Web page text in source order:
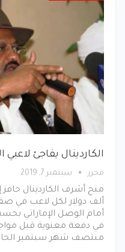
الكاردينال يفاجئ لاعبي
محرر سبتمبر 7, 2019
منح أشرف الكاردينال حافز
ألف دولار لكل لاعب في
أمام الوصل الإماراتي
في دفعة معنوية قبل
منتصف شهر سبتمبر